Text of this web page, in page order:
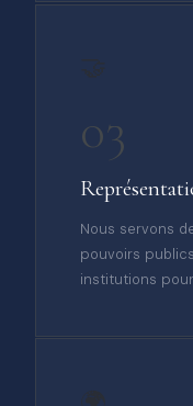
03
Nous servons
pouvoirs
institutions